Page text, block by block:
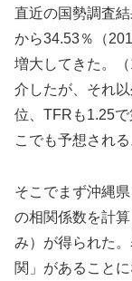
直近の国勢調査
から34.53％（
増大してきた。
介したが、それ
位、TFRも1.25
こでも予想される
そこでまず沖縄
の相関係数を計
み）が得られた
関」があることに